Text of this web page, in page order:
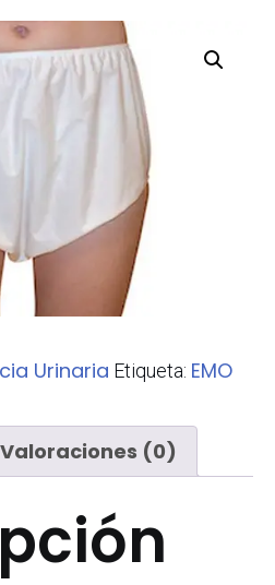
Urinaria Etiqueta: EMO
Valoraciones (0)